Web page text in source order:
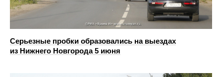
Серьезные пробки образовались на выездах
из Нижнего Новгорода 5 июня